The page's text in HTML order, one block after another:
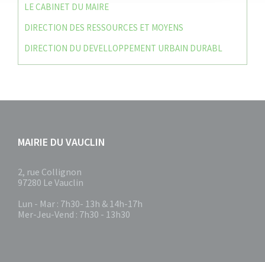
LE CABINET DU MAIRE
DIRECTION DES RESSOURCES ET MOYENS
DIRECTION DU DEVELLOPPEMENT URBAIN DURABL
MAIRIE DU VAUCLIN
2, rue Collignon
97280 Le Vauclin
Lun - Mar : 7h30- 13h & 14h-17h
Mer-Jeu-Vend : 7h30 - 13h30